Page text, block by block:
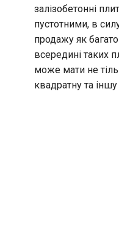
залізобетонні
пустотними, в
продажу як
всередині таких
може мати не
квадратну та